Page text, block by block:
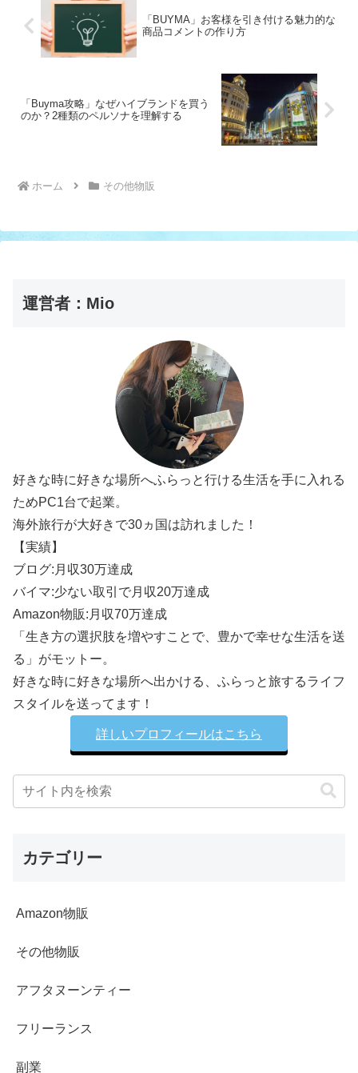
「BUYMA」お客様を引き付ける魅力的な
商品コメントの作り方
「Buyma攻略」なぜハイブランドを買う
のか？2種類のペルソナを理解する
ホーム その他物販
運営者：Mio
好きな時に好きな場所へふらっと行ける生活を手に入れる
ためPC1台で起業。
海外旅行が大好きで30ヵ国は訪れました！
【実績】
ブログ:月収30万達成
バイマ:少ない取引で月収20万達成
Amazon物販:月収70万達成
「生き方の選択肢を増やすことで、豊かで幸せな生活を送
る」がモットー。
好きな時に好きな場所へ出かける、ふらっと旅するライフ
スタイルを送ってます！
詳しいプロフィールはこちら
カテゴリー
Amazon物販
その他物販
アフタヌーンティー
フリーランス
副業